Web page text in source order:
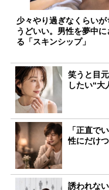
少々やり過ぎなくらいが
うどいい。男性を夢中に
る「スキンシップ」
笑うと目
したい“大
「正直で
性にだけ
誘われな